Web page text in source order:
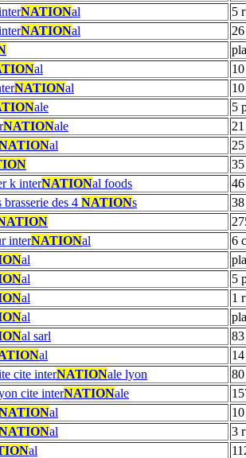
NATIONal
5
NATIONal
al
NATIONal
ale
5
NATIONale
al
k interNATIONal foods
46
des 4 NATIONs
interNATIONal
6
al
al
5
al
1
al
al sarl
al
cite interNATIONale lyon
cite interNATIONale
al
al
3
al